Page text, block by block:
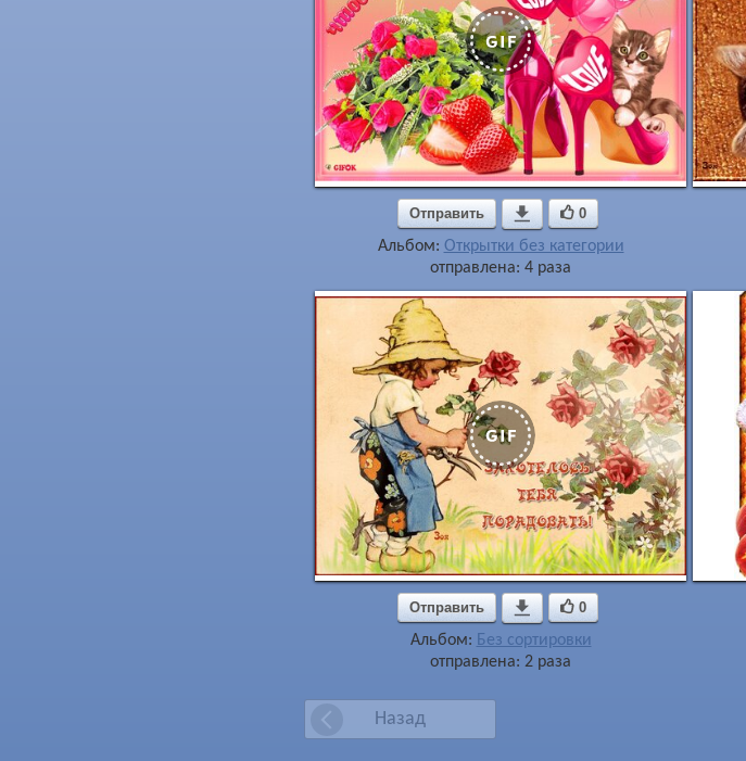
Отправить  0
Альбом: Открытки без категории
отправлена: 4 раза
Отправить  0
Альбом: Без сортировки
отправлена: 2 раза
Назад